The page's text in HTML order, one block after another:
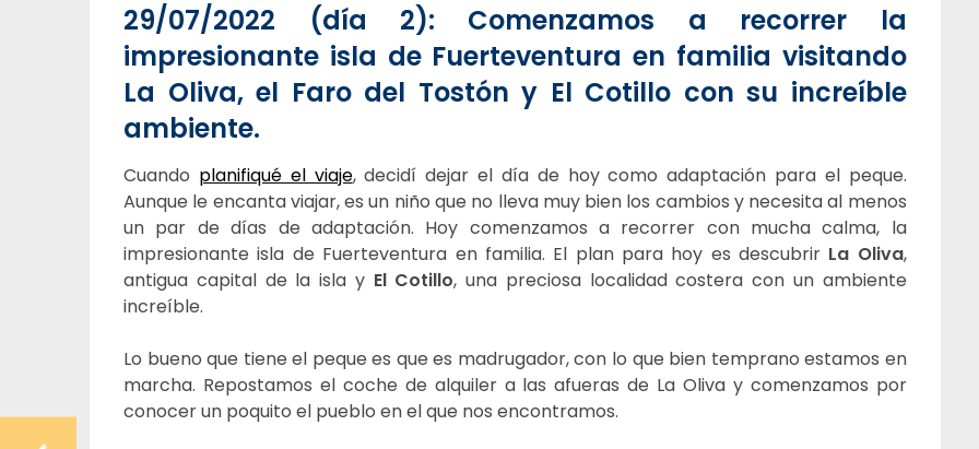
29/07/2022 (día 2): Comenzamos a recorrer la
impresionante isla de Fuerteventura en familia visitando
La Oliva, el Faro del Tostón y El Cotillo con su increíble
ambiente.
Cuando planifiqué el viaje, decidí dejar el día de hoy como adaptación para el peque.
Aunque le encanta viajar, es un niño que no lleva muy bien los cambios y necesita al menos
un par de días de adaptación. Hoy comenzamos a recorrer con mucha calma, la
impresionante isla de Fuerteventura en familia. El plan para hoy es descubrir La Oliva,
antigua capital de la isla y El Cotillo, una preciosa localidad costera con un ambiente
increíble.
Lo bueno que tiene el peque es que es madrugador, con lo que bien temprano estamos en
marcha. Repostamos el coche de alquiler a las afueras de La Oliva y comenzamos por
conocer un poquito el pueblo en el que nos encontramos.